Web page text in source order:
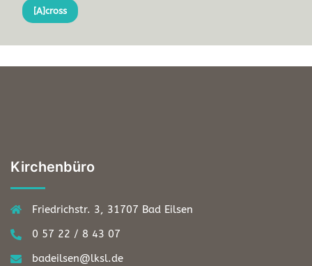
[A]cross
Kirchenbüro
Friedrichstr. 3, 31707 Bad Eilsen
0 57 22 / 8 43 07
badeilsen@lksl.de